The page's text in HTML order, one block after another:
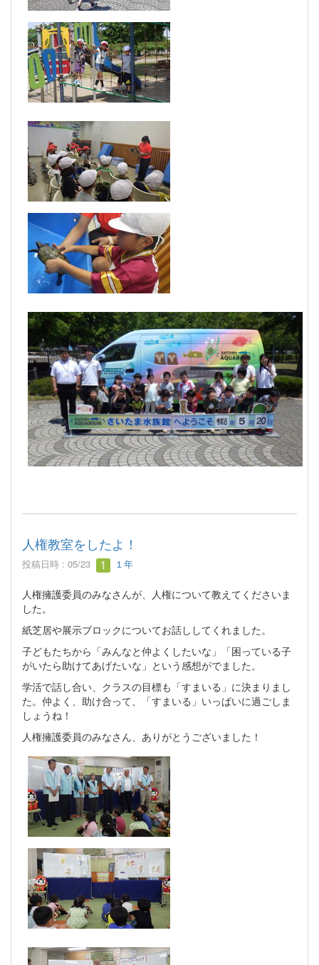
人権教室をしたよ！
投稿日時 : 05/23 １年
人権擁護委員のみなさんが、人権について教えてくださいま
した。
紙芝居や展示ブロックについてお話ししてくれました。
子どもたちから「みんなと仲よくしたいな」「困っている子
がいたら助けてあげたいな」という感想がでました。
学活で話し合い、クラスの目標も「すまいる」に決まりまし
た。仲よく、助け合って、「すまいる」いっぱいに過ごしま
しょうね！
人権擁護委員のみなさん、ありがとうございました！